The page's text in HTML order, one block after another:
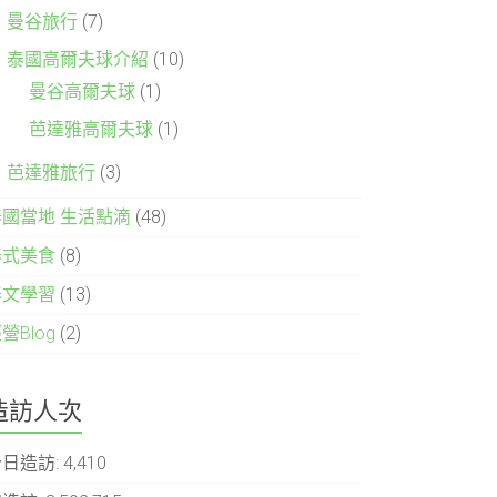
曼谷旅行 (7)
泰國高爾夫球介紹 (10)
曼谷高爾夫球 (1)
芭達雅高爾夫球 (1)
芭達雅旅行 (3)
當地 生活點滴 (48)
美食 (8)
學習 (13)
Blog (2)
訪人次
造訪:4,410